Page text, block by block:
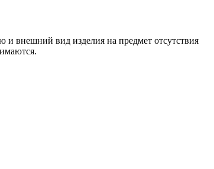
и внешний вид изделия на предмет отсутствия